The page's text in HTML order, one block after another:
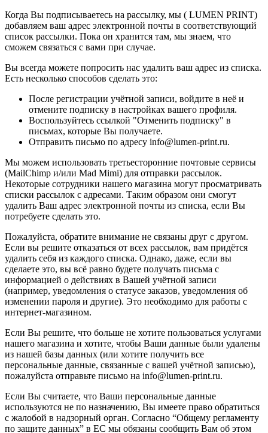
Когда Вы подписываетесь на рассылку, мы ( LUMEN PRINT)
добавляем ваш адрес электронной почты в соответствующий
список рассылки. Пока он хранится там, мы знаем, что
сможем связаться с вами при случае.
Вы всегда можете попросить нас удалить ваш адрес из списка.
Есть несколько способов сделать это:
После регистрации учётной записи, войдите в неё и
отмените подписку в настройках вашего профиля.
Воспользуйтесь ссылкой "Отменить подписку" в
письмах, которые Вы получаете.
Отправить письмо по адресу info@lumen-print.ru.
Мы можем использовать третьесторонние почтовые сервисы
(MailChimp и/или Mad Mimi) для отправки рассылок.
Некоторые сотрудники нашего магазина могут просматривать
списки рассылок с адресами. Таким образом они смогут
удалить Ваш адрес электронной почты из списка, если Вы
потребуете сделать это.
Пожалуйста, обратите внимание не связаны друг с другом.
Если вы решите отказаться от всех рассылок, вам придётся
удалить себя из каждого списка. Однако, даже, если вы
сделаете это, вы всё равно будете получать письма с
информацией о действиях в Вашей учётной записи
(например, уведомления о статусе заказов, уведомления об
изменении пароля и другие). Это необходимо для работы с
интернет-магазином.
Если Вы решите, что больше не хотите пользоваться услугами
нашего магазина и хотите, чтобы Ваши данные были удалены
из нашей базы данных (или хотите получить все
персональные данные, связанные с вашей учётной записью),
пожалуйста отправьте письмо на info@lumen-print.ru.
Если Вы считаете, что Ваши персональные данные
используются не по назначению, Вы имеете право обратиться
с жалобой в надзорный орган. Согласно “Общему регламенту
по защите данных” в ЕС мы обязаны сообщить Вам об этом